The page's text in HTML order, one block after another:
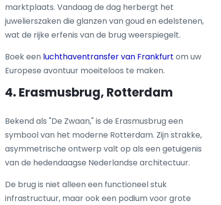
marktplaats. Vandaag de dag herbergt het
juwelierszaken die glanzen van goud en edelstenen,
wat de rijke erfenis van de brug weerspiegelt.
Boek een luchthaventransfer van Frankfurt om uw
Europese avontuur moeiteloos te maken.
4. Erasmusbrug, Rotterdam
Bekend als "De Zwaan," is de Erasmusbrug een
symbool van het moderne Rotterdam. Zijn strakke,
asymmetrische ontwerp valt op als een getuigenis
van de hedendaagse Nederlandse architectuur.
De brug is niet alleen een functioneel stuk
infrastructuur, maar ook een podium voor grote